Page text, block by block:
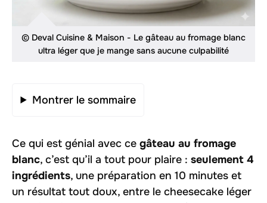
© Deval Cuisine & Maison - Le gâteau au fromage blanc
ultra léger que je mange sans aucune culpabilité
Montrer le sommaire
Ce qui est génial avec ce gâteau au fromage
blanc, c’est qu’il a tout pour plaire : seulement 4
ingrédients, une préparation en 10 minutes et
un résultat tout doux, entre le cheesecake léger